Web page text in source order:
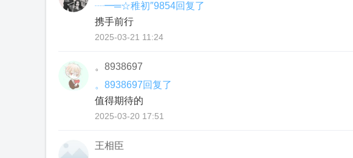
┈━═☆稚初″9854回复了
携手前行
2025-03-21 11:24
。8938697
。8938697回复了
值得期待的
2025-03-20 17:51
王相臣